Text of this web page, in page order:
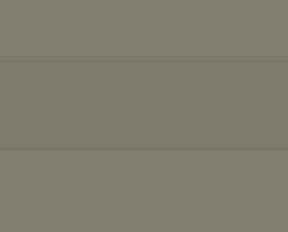
(dostosowanie reklam do Twoich potrzeb, analiza
Wyrażenie sprzeciwu spowoduje, że
będzie dopasowana do Twoich preferencji, a
Istnieje możliwość zmiany ustawień
sposób uniemożliwiający przechowywanie
urządzeniu końcowym. Można również
dokonując odpowiednich zmian w
Pełną informację na ten temat